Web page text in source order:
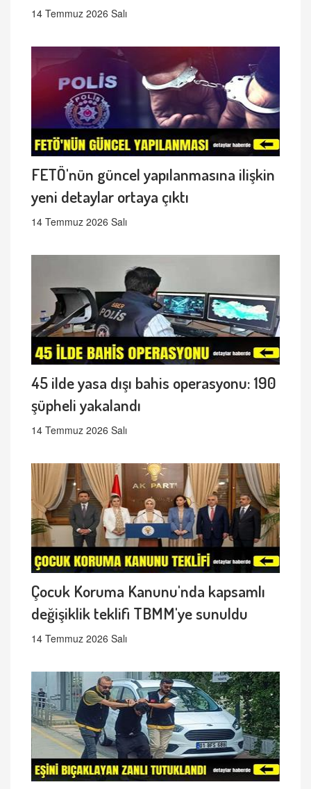
14 Temmuz 2026 Salı
FETÖ'nün güncel yapılanmasına ilişkin
yeni detaylar ortaya çıktı
14 Temmuz 2026 Salı
45 ilde yasa dışı bahis operasyonu: 190
şüpheli yakalandı
14 Temmuz 2026 Salı
Çocuk Koruma Kanunu'nda kapsamlı
değişiklik teklifi TBMM'ye sunuldu
14 Temmuz 2026 Salı